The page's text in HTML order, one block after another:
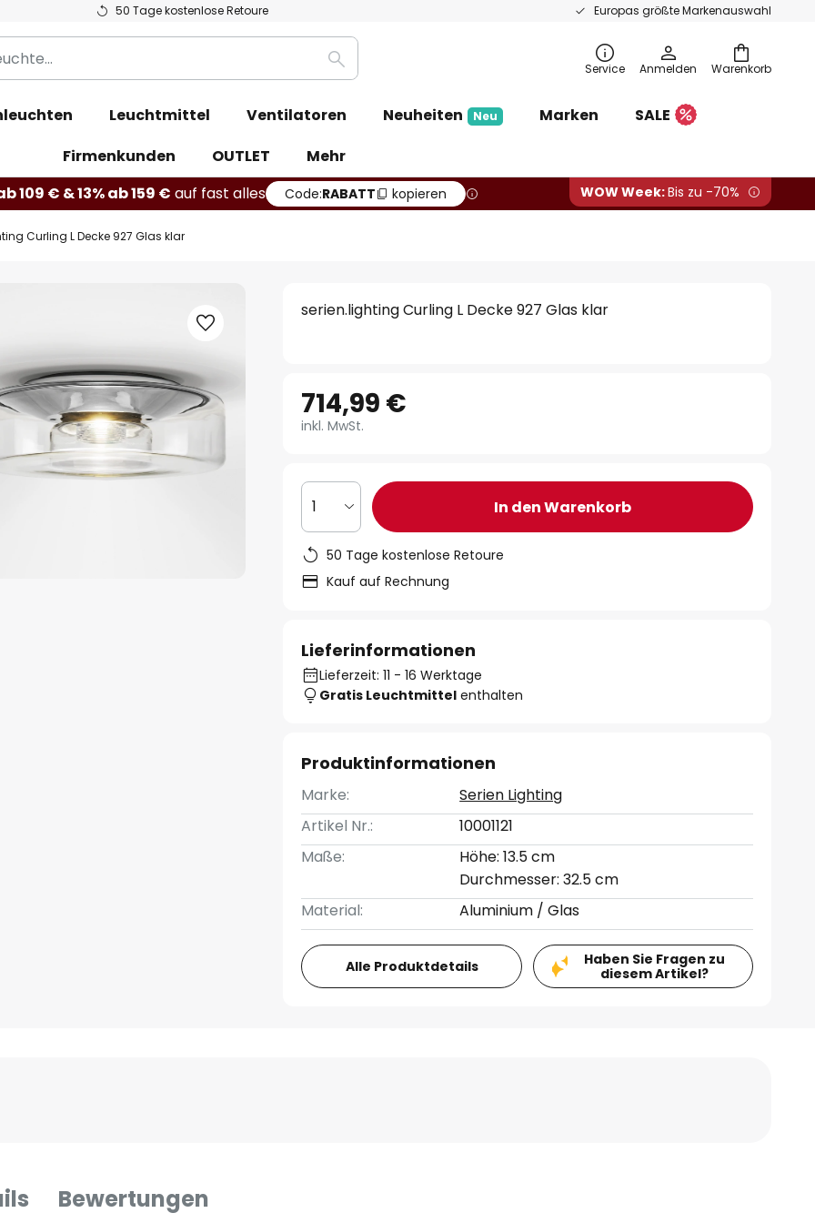
50 Tage kostenlose Retoure Europas größte Markenauswahl
Warenkorb
Suche Service Anmelden
Leuchtmittel Ventilatoren Neuheiten Neu Marken
SALE
Firmenkunden
OUTLET
Mehr
109 € & 13% ab 159 € auf fast alles Code:RABATT kopieren WOW Week:Bis zu -70%
Curling L Decke 927 Glas klar
serien.lighting Curling L Decke 927 Glas klar
714,99 €
inkl. MwSt.
1 In den Warenkorb
50 Tage kostenlose Retoure
Kauf auf Rechnung
Lieferinformationen
Lieferzeit: 11 - 16 Werktage
Gratis Leuchtmittel enthalten
Produktinformationen
Marke:
Serien Lighting
Artikel Nr.:
10001121
Maße:
Höhe: 13.5 cm
Durchmesser: 32.5 cm
Material:
Aluminium / Glas
Alle Produktdetails
Haben Sie Fragen zu
diesem Artikel?
Bewertungen